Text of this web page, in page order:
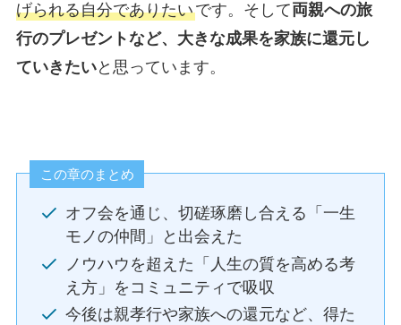
げられる自分でありたいです。そして両親への旅
行のプレゼントなど、大きな成果を家族に還元し
ていきたいと思っています。
この章のまとめ
オフ会を通じ、切磋琢磨し合える「一生
モノの仲間」と出会えた
ノウハウを超えた「人生の質を高める考
え方」をコミュニティで吸収
今後は親孝行や家族への還元など、得た